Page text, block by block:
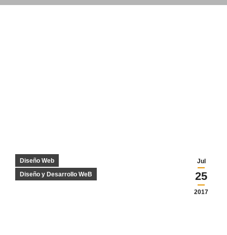
contenido
Jul
25
2017
Diseño Web
Diseño y Desarrollo WeB